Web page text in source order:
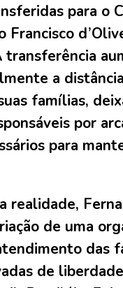
para o
Francisco
transferência
a
famílias,
por
para
realidade,
de uma
das
de